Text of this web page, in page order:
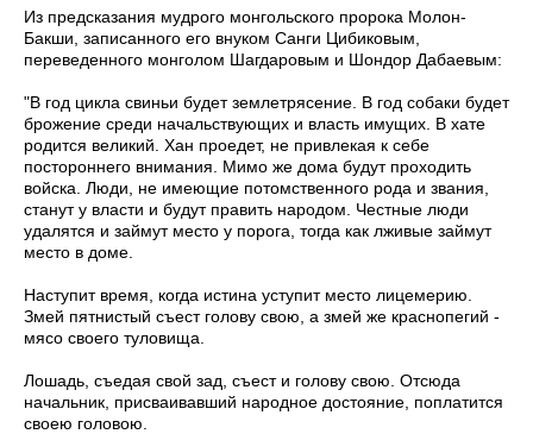
Из предсказания мудрого монгольского пророка Молон-
Бакши, записанного его внуком Санги Цибиковым,
переведенного монголом Шагдаровым и Шондор Дабаевым:
"В год цикла свиньи будет землетрясение. В год собаки будет
брожение среди начальствующих и власть имущих. В хате
родится великий. Хан проедет, не привлекая к себе
постороннего внимания. Мимо же дома будут проходить
войска. Люди, не имеющие потомственного рода и звания,
станут у власти и будут править народом. Честные люди
удалятся и займут место у порога, тогда как лживые займут
место в доме.
Наступит время, когда истина уступит место лицемерию.
Змей пятнистый съест голову свою, а змей же краснопегий -
мясо своего туловища.
Лошадь, съедая свой зад, съест и голову свою. Отсюда
начальник, присваивавший народное достояние, поплатится
своею головою.